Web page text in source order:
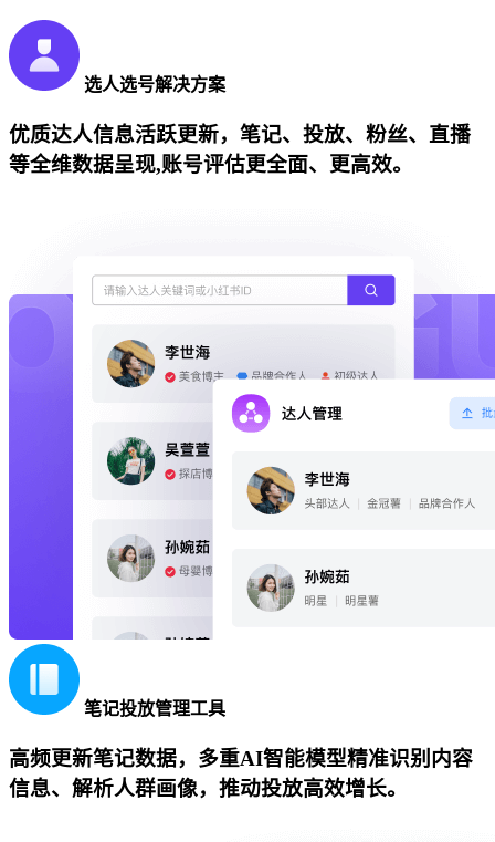
选人选号解决方案
优质达人信息活跃更新，笔记、投放、粉丝、直播
等全维数据呈现,账号评估更全面、更高效。
笔记投放管理工具
高频更新笔记数据，多重AI智能模型精准识别内容
信息、解析人群画像，推动投放高效增长。